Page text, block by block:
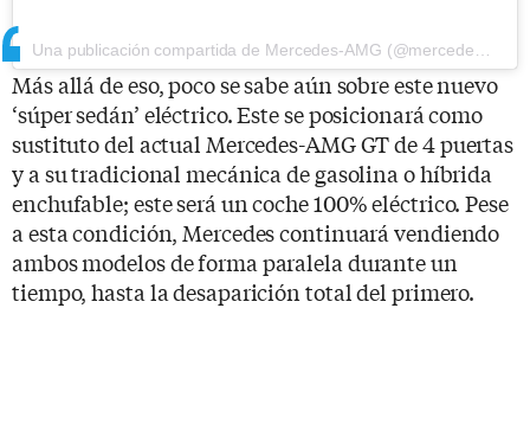
Una publicación compartida de Mercedes-AMG (@mercedesamg)
Más allá de eso, poco se sabe aún sobre este nuevo
‘súper sedán’ eléctrico. Este se posicionará como
sustituto del actual Mercedes-AMG GT de 4 puertas
y a su tradicional mecánica de gasolina o híbrida
enchufable; este será un coche 100% eléctrico. Pese
a esta condición, Mercedes continuará vendiendo
ambos modelos de forma paralela durante un
tiempo, hasta la desaparición total del primero.